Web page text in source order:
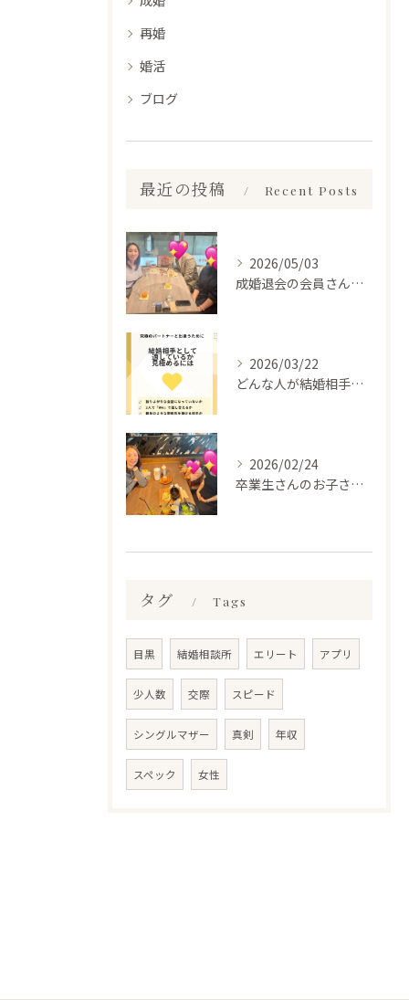
再婚
婚活
ブログ
最近の投稿 Recent Posts
2026/05/03
成婚退会の会員さんとお会いして来ました✨
2026/03/22
どんな人が結婚相手だといいのか
2026/02/24
卒業生さんのお子さんに会って来ました✨
タグ Tags
目黒 結婚相談所 エリート アプリ
少人数 交際 スピード
シングルマザー 真剣 年収
スペック 女性